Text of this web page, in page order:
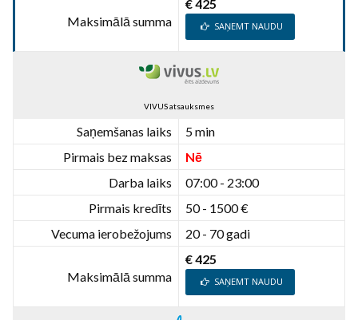
Maksimālā summa
€ 425
SAŅEMT NAUDU
VIVUS atsauksmes
Saņemšanas laiks
5 min
Pirmais bez maksas
Nē
Darba laiks
07:00 - 23:00
Pirmais kredīts
50 - 1500 €
Vecuma ierobežojums
20 - 70 gadi
Maksimālā summa
€ 425
SAŅEMT NAUDU